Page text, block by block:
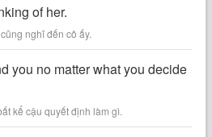
of her.
nghĩ đến cô ấy.
you no matter what you decide
kể cậu quyết định làm gì.